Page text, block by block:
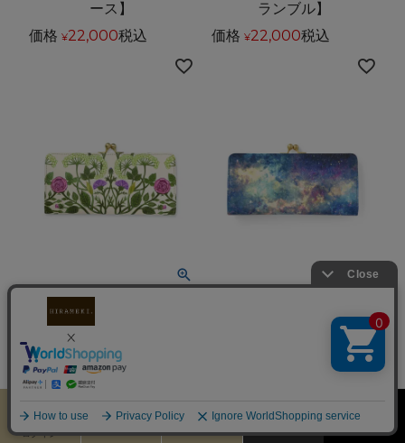
ース】
価格 ¥22,000税込
ランブル】
価格 ¥22,000税込
ホワイトキャンバス｜ス
リムガマグチ長財布【イ
ングリッシュガーデン】
価格
¥22,000
ホワイトキャンバス｜ス
リムガマグチ長財布【宇
ログイン